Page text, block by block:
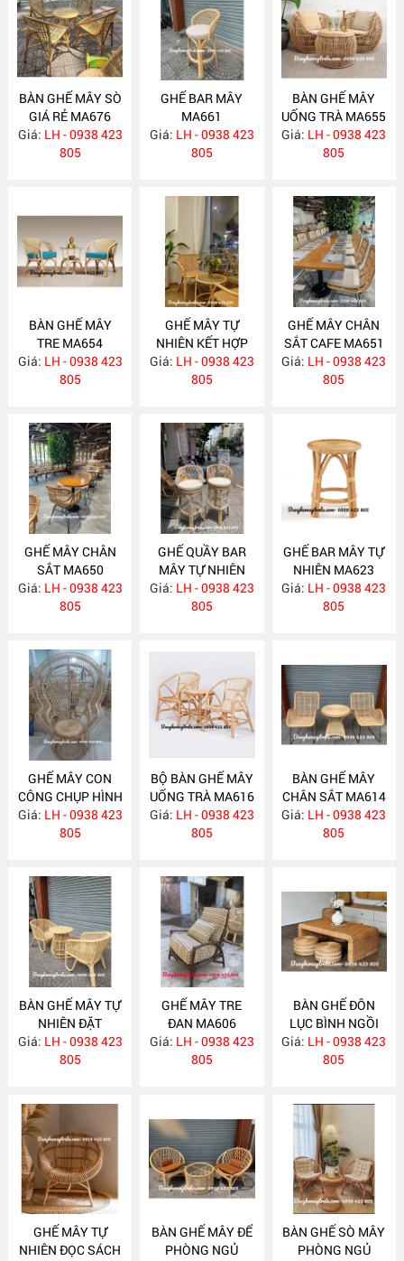
BÀN GHẾ MÂY SÒ
GIÁ RẺ MA676
Giá: LH - 0938 423
805
GHẾ BAR MÂY
MA661
Giá: LH - 0938 423
805
BÀN GHẾ MÂY
UỐNG TRÀ MA655
Giá: LH - 0938 423
805
BÀN GHẾ MÂY
TRE MA654
Giá: LH - 0938 423
805
GHẾ MÂY TỰ
NHIÊN KẾT HỢP
LƯỚI MÂY MA653
Giá: LH - 0938 423
805
GHẾ MÂY CHÂN
SẮT CAFE MA651
Giá: LH - 0938 423
805
GHẾ MÂY CHÂN
SẮT MA650
Giá: LH - 0938 423
805
GHẾ QUẦY BAR
MÂY TỰ NHIÊN
MA634
Giá: LH - 0938 423
805
GHẾ BAR MÂY TỰ
NHIÊN MA623
Giá: LH - 0938 423
805
GHẾ MÂY CON
CÔNG CHỤP HÌNH
DECOR MA618
Giá: LH - 0938 423
805
BỘ BÀN GHẾ MÂY
UỐNG TRÀ MA616
Giá: LH - 0938 423
805
BÀN GHẾ MÂY
CHÂN SẮT MA614
Giá: LH - 0938 423
805
BÀN GHẾ MÂY TỰ
NHIÊN ĐẶT
PHÒNG NGỦ
MA613
Giá: LH - 0938 423
805
GHẾ MÂY TRE
ĐAN MA606
Giá: LH - 0938 423
805
BÀN GHẾ ĐÔN
LỤC BÌNH NGỒI
TRÀ ĐẠO MA605
Giá: LH - 0938 423
805
GHẾ MÂY TỰ
NHIÊN ĐỌC SÁCH
BÀN GHẾ MÂY ĐỂ
PHÒNG NGỦ
BÀN GHẾ SÒ MÂY
PHÒNG NGỦ